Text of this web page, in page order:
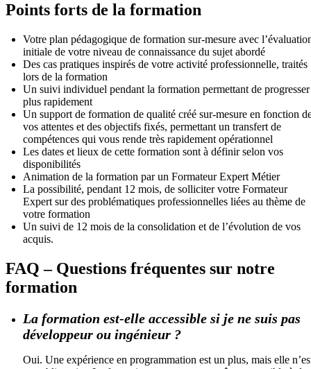
Points forts de la formation
Votre plan pédagogique de formation sur-mesure avec
initiale de votre niveau de connaissance du sujet abordé
Des cas pratiques inspirés de votre activité professionnelle, traités
lors de la formation
Un suivi individuel pendant la formation permettant de progresser
plus rapidement
Un support de formation de qualité créé sur-mesure en fonction
vos attentes et des objectifs fixés, permettant un transfert de
compétences qui vous rende très rapidement opérationnel
Les dates et lieux de cette formation sont à définir selon vos
disponibilités
Animation de la formation par un Formateur Expert Métier
La possibilité, pendant 12 mois, de solliciter votre Formateur
Expert sur des problématiques professionnelles liées au thème de
votre formation
Un suivi de 12 mois de la consolidation et de l’évolution de vos
acquis.
FAQ – Questions fréquentes sur notre
formation
La formation est-elle accessible si je ne suis pas
développeur ou ingénieur ?
Oui. Une expérience en programmation est un plus, mais elle